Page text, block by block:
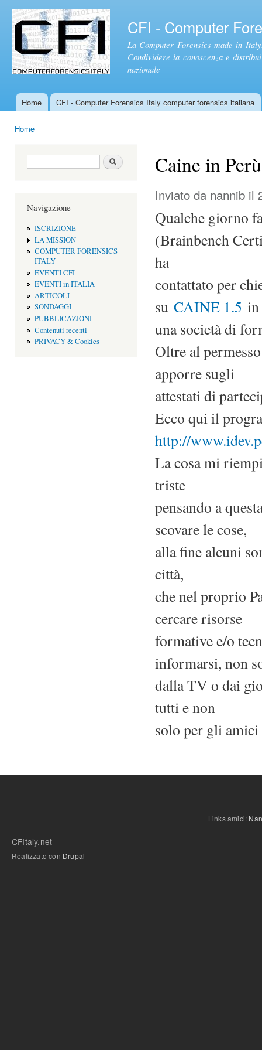
CFI - Computer
La Computer Forensics made in
Condividere la conoscenza e
nazionale
Menu principale
Home CFI - Computer Forensics Italy computer forensics italiana
Home
Form di ricerca Cerca
Navigazione
ISCRIZIONE
LA MISSION
COMPUTER FORENSICS
ITALY
EVENTI CFI
EVENTI in ITALIA
ARTICOLI
SONDAGGI
PUBBLICAZIONI
Contenuti recenti
PRIVACY & Cookies
Caine in Perù
Inviato da nannib il
Qualche giorno
(Brainbench
ha
contattato per
su CAINE 1.5 in
una società di
Oltre al
apporre sugli
attestati di
Ecco qui il
http://
La cosa mi
triste
pensando a
scovare le cose,
alla fine alcuni
città,
che nel proprio
cercare risorse
formative e/o
informarsi, non
dalla TV o dai
tutti e non
solo per gli
Links amici:
CFItaly.net
Realizzato con Drupal